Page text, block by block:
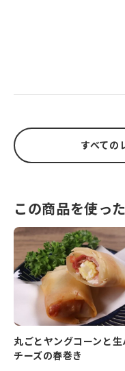
すべての
この商品を使っ
丸ごとヤングコーンと生
チーズの春巻き